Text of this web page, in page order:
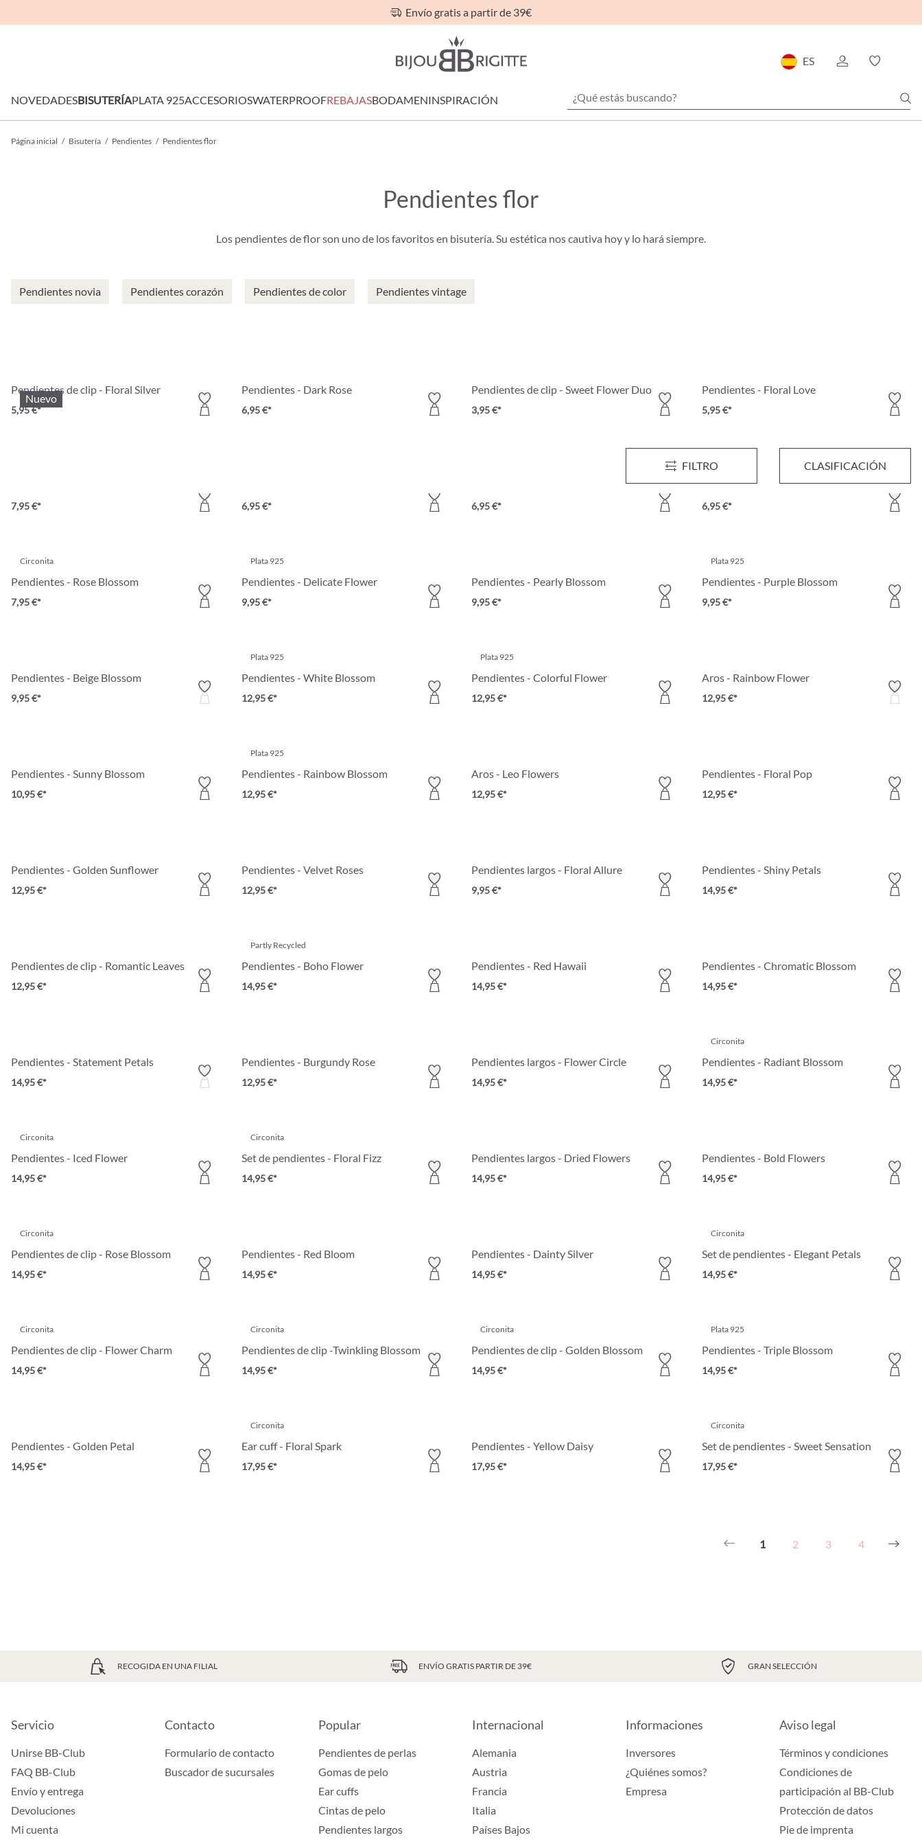
Envío gratis a partir de 39€
ES
NOVEDADESBISUTERÍAPLATA 925ACCESORIOSWATERPROOFREBAJASBODAMENINSPIRACIÓN
Página inicial / Bisutería / Pendientes / Pendientes flor
Pendientes flor
Los pendientes de flor son uno de los favoritos en bisutería. Su estética nos cautiva hoy y lo hará siempre.
Pendientes novia Pendientes corazón Pendientes de color Pendientes vintage
FILTRO CLASIFICACIÓN
Nuevo
Pendientes de clip - Floral Silver
5,95 €*
Pendientes - Dark Rose
6,95 €*
Pendientes de clip - Sweet Flower Duo
3,95 €*
Pendientes - Floral Love
5,95 €*
7,95 €* 6,95 €* 6,95 €*
Pendientes largos - Rose Tulip
6,95 €*
Circonita
Pendientes - Rose Blossom
7,95 €*
Plata 925
Pendientes - Delicate Flower
9,95 €*
Pendientes - Pearly Blossom
9,95 €*
Plata 925
Pendientes - Purple Blossom
9,95 €*
Pendientes - Beige Blossom
9,95 €*
Plata 925
Pendientes - White Blossom
12,95 €*
Plata 925
Pendientes - Colorful Flower
12,95 €*
Aros - Rainbow Flower
12,95 €*
Pendientes - Sunny Blossom
10,95 €*
Plata 925
Pendientes - Rainbow Blossom
12,95 €*
Aros - Leo Flowers
12,95 €*
Pendientes - Floral Pop
12,95 €*
Pendientes - Golden Sunflower
12,95 €*
Pendientes - Velvet Roses
12,95 €*
Pendientes largos - Floral Allure
9,95 €*
Pendientes - Shiny Petals
14,95 €*
Pendientes de clip - Romantic Leaves
12,95 €*
Partly Recycled
Pendientes - Boho Flower
14,95 €*
Pendientes - Red Hawaii
14,95 €*
Pendientes - Chromatic Blossom
14,95 €*
Pendientes - Statement Petals
14,95 €*
Pendientes - Burgundy Rose
12,95 €*
Pendientes largos - Flower Circle
14,95 €*
Circonita
Pendientes - Radiant Blossom
14,95 €*
Circonita
Pendientes - Iced Flower
14,95 €*
Circonita
Set de pendientes - Floral Fizz
14,95 €*
Pendientes largos - Dried Flowers
14,95 €*
Pendientes - Bold Flowers
14,95 €*
Circonita
Pendientes de clip - Rose Blossom
14,95 €*
Pendientes - Red Bloom
14,95 €*
Pendientes - Dainty Silver
14,95 €*
Circonita
Set de pendientes - Elegant Petals
14,95 €*
Circonita
Pendientes de clip - Flower Charm
14,95 €*
Circonita
Pendientes de clip -Twinkling Blossom
14,95 €*
Circonita
Pendientes de clip - Golden Blossom
14,95 €*
Plata 925
Pendientes - Triple Blossom
14,95 €*
Pendientes - Golden Petal
14,95 €*
Circonita
Ear cuff - Floral Spark
17,95 €*
Pendientes - Yellow Daisy
17,95 €*
Circonita
Set de pendientes - Sweet Sensation
17,95 €*
1 2 3 4
RECOGIDA EN UNA FILIAL ENVÍO GRATIS PARTIR DE 39€ GRAN SELECCIÓN
Servicio
Unirse BB-Club
FAQ BB-Club
Envío y entrega
Devoluciones
Mi cuenta
Contacto
Formulario de contacto
Buscador de sucursales
Popular
Pendientes de perlas
Gomas de pelo
Ear cuffs
Cintas de pelo
Pendientes largos
Internacional
Alemania
Austria
Francia
Italia
Países Bajos
Informaciones
Inversores
¿Quiénes somos?
Empresa
Aviso legal
Términos y condiciones
Condiciones de
participación al BB-Club
Protección de datos
Pie de imprenta